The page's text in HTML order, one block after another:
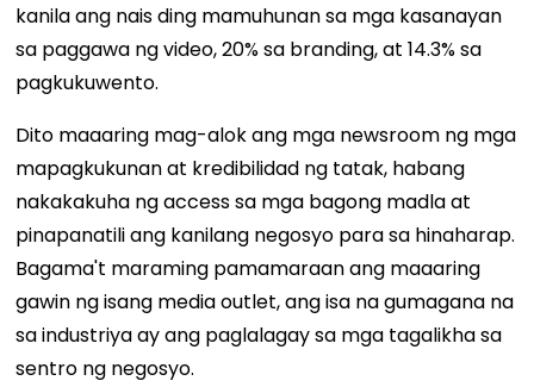
kanila ang nais ding mamuhunan sa mga kasanayan
sa paggawa ng video, 20% sa branding, at 14.3% sa
pagkukuwento.
Dito maaaring mag-alok ang mga newsroom ng mga
mapagkukunan at kredibilidad ng tatak, habang
nakakakuha ng access sa mga bagong madla at
pinapanatili ang kanilang negosyo para sa hinaharap.
Bagama't maraming pamamaraan ang maaaring
gawin ng isang media outlet, ang isa na gumagana na
sa industriya ay ang paglalagay sa mga tagalikha sa
sentro ng negosyo.